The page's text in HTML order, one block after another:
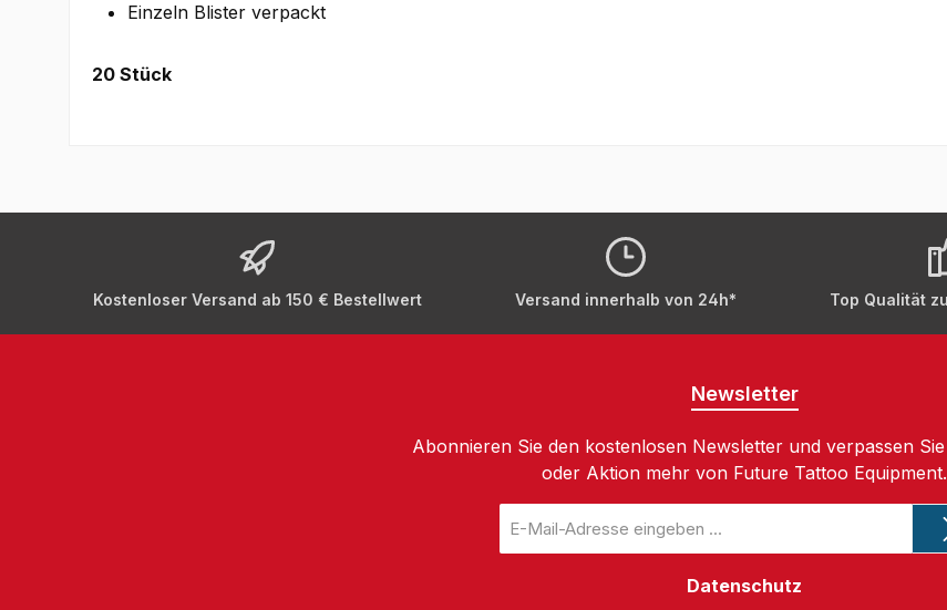
Einzeln Blister verpackt
20 Stück
Kostenloser Versand ab 150 € Bestellwert Versand innerhalb von 24h* Top Qualität
Newsletter
Abonnieren Sie den kostenlosen Newsletter und verpassen
oder Aktion mehr von Future Tattoo Equipment.
Mail-
Adresse
Datenschutz